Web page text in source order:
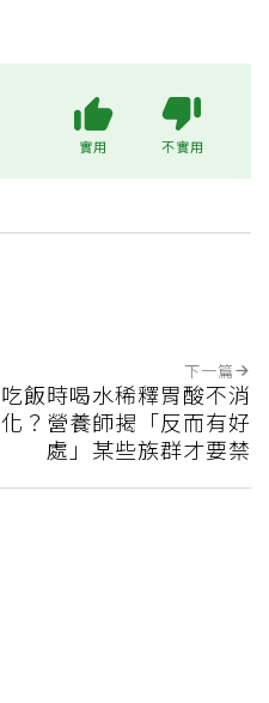
實用 不實用
下一篇
吃飯時喝水稀釋胃酸不消
化？營養師揭「反而有好
處」某些族群才要禁